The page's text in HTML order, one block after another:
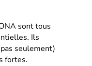
sont tous
Ils
seulement)
fortes.